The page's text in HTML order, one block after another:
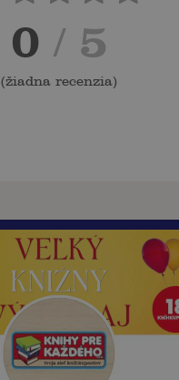
0 / 5
(žiadna recenzia)